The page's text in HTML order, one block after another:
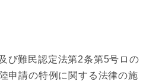
び難民認定法第2条第5号ロの
申請の特例に関する法律の施